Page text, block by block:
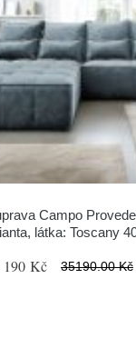
Campo
látka: Toscany
190 Kč 35190.00 Kč